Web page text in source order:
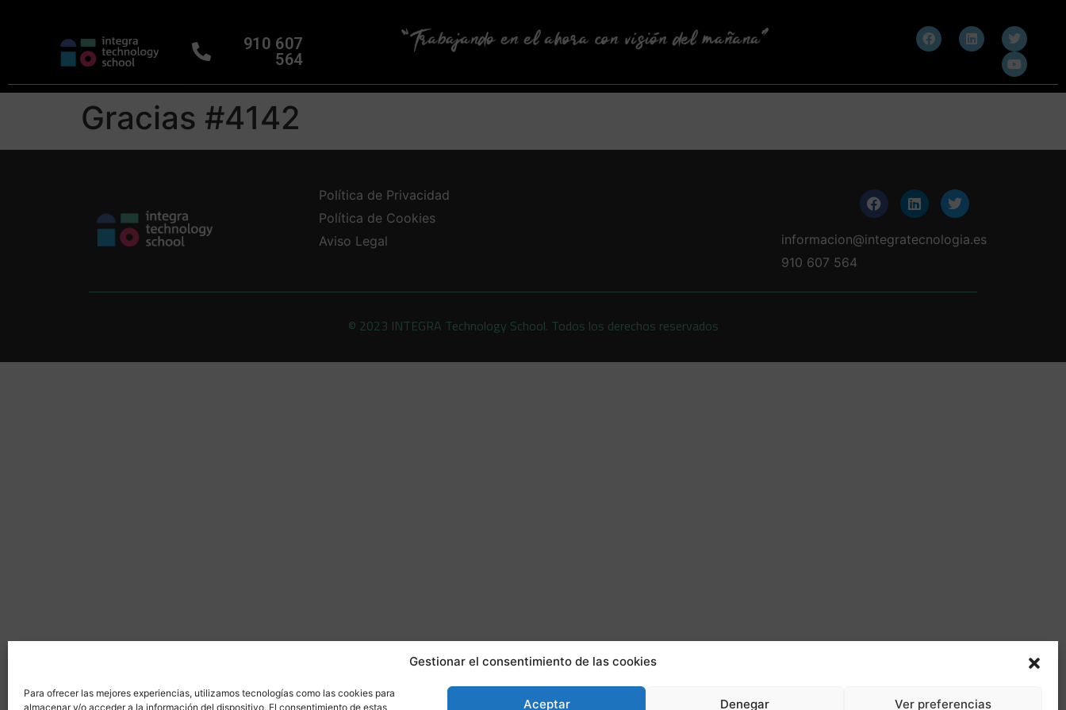
Gestionar el consentimiento de las cookies
Para ofrecer las mejores experiencias, utilizamos tecnologías como las cookies para
almacenar y/o acceder a la información del dispositivo. El consentimiento de estas
Aceptar Denegar Ver preferencias
910 607
564
Gracias #4142
Política de Privacidad
Política de Cookies
Aviso Legal
informacion@integratecnologia.es
910 607 564
© 2023 INTEGRA Technology School. Todos los derechos reservados